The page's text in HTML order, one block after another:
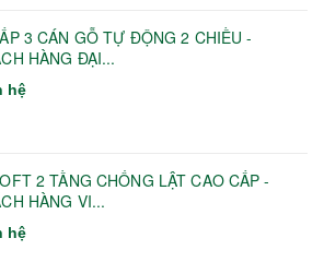
3 CÁN GỖ TỰ ĐỘNG 2 CHIỀU -
HÀNG ĐẠI...
hệ
2 TẦNG CHỐNG LẬT CAO CẤP -
HÀNG VI...
hệ